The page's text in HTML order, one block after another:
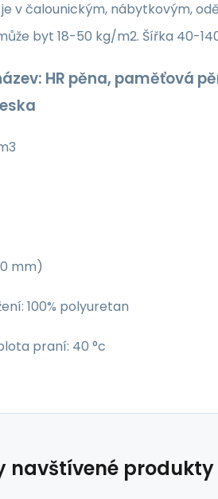
v čalounickým, nábytkovým,
byt 18-50 kg/m2. Šířka 40-
HR pěna, paměťová
mm)
100% polyuretan
praní: 40 °c
navštívené produkty